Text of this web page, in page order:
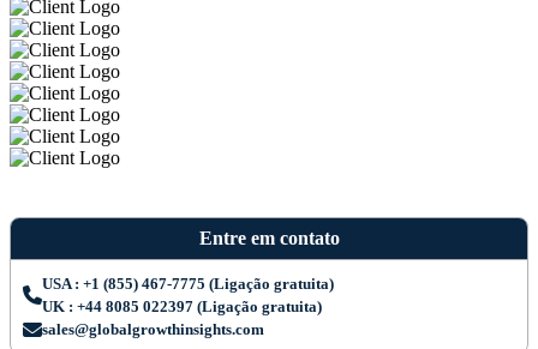
Entre em contato
USA : +1 (855) 467-7775 (Ligação gratuita)
UK : +44 8085 022397 (Ligação gratuita)
sales@globalgrowthinsights.com